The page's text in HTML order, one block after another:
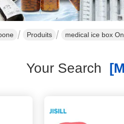
Produits medical ice box
Your Search